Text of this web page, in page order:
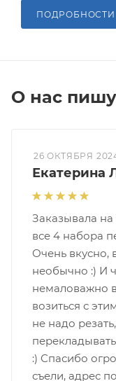
ПОДРОБНОСТИ
О нас
26 ОКТЯБРЯ
Екатерина
Заказывала на
все 4 набора
Очень вкусно,
необычно :) И
немаловажно
возиться с
не надо резать,
:) Спасибо
съели, адрес